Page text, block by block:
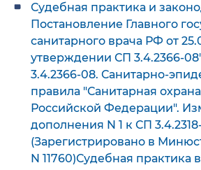
Судебная практика и
Постановление Главного
санитарного врача РФ от
утверждении СП 3.4.2366-
3.4.2366-08. Санитарно-
правила "Санитарная
Российской Федерации".
дополнения N 1 к СП
(Зарегистрировано в
N 11760)Судебная